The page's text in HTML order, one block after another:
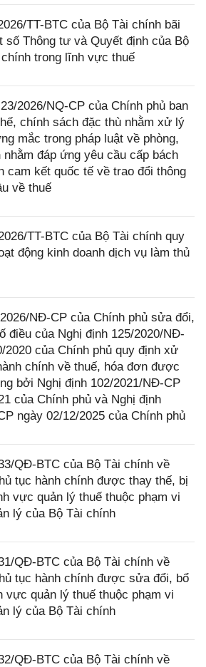
TT-BTC của Bộ Tài chính bãi
số Thông tư và Quyết định của Bộ
trong lĩnh vực thuế
2026/NQ-CP của Chính phủ ban
chính sách đặc thù nhằm xử lý
mắc trong pháp luật về phòng,
đáp ứng yêu cầu cấp bách
cam kết quốc tế về trao đổi thông
về thuế
TT-BTC của Bộ Tài chính quy
động kinh doanh dịch vụ làm thủ
NĐ-CP của Chính phủ sửa đổi,
điều của Nghị định 125/2020/NĐ-
2020 của Chính phủ quy định xử
chính về thuế, hóa đơn được
bởi Nghị định 102/2021/NĐ-CP
của Chính phủ và Nghị định
ngày 02/12/2025 của Chính phủ
QĐ-BTC của Bộ Tài chính về
tục hành chính được thay thế, bị
vực quản lý thuế thuộc phạm vi
lý của Bộ Tài chính
QĐ-BTC của Bộ Tài chính về
tục hành chính được sửa đổi, bổ
vực quản lý thuế thuộc phạm vi
lý của Bộ Tài chính
QĐ-BTC của Bộ Tài chính về